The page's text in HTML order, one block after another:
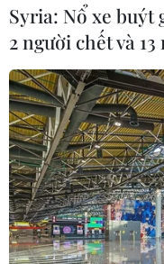
Syria: Nổ xe buýt
2 người chết và